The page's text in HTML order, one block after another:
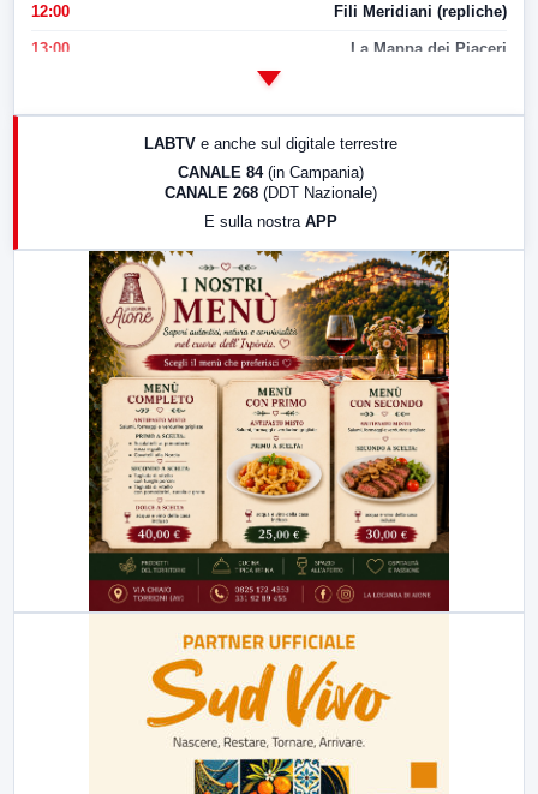
12:00 Fili Meridiani (repliche)
13:00 La Mappa dei Piaceri
17:00 LabNews (replica)
LabNews (replica)
LABTV e anche sul digitale terrestre
CANALE 84 (in Campania)
CANALE 268 (DDT Nazionale)
E sulla nostra APP